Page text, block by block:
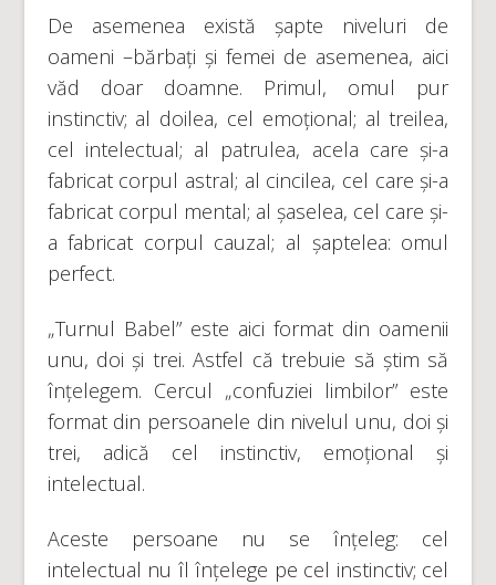
De asemenea există șapte niveluri de
oameni –bărbați și femei de asemenea, aici
văd doar doamne. Primul, omul pur
instinctiv; al doilea, cel emoțional; al treilea,
cel intelectual; al patrulea, acela care și-a
fabricat corpul astral; al cincilea, cel care și-a
fabricat corpul mental; al șaselea, cel care și-
a fabricat corpul cauzal; al șaptelea: omul
perfect.
„Turnul Babel” este aici format din oamenii
unu, doi și trei. Astfel că trebuie să știm să
înțelegem. Cercul „confuziei limbilor” este
format din persoanele din nivelul unu, doi și
trei, adică cel instinctiv, emoțional și
intelectual.
Aceste persoane nu se înțeleg: cel
intelectual nu îl înțelege pe cel instinctiv; cel